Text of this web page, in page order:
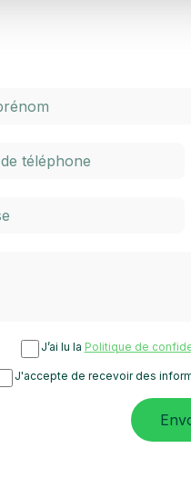
J’ai lu la Politique de
J'accepte de recevoir des